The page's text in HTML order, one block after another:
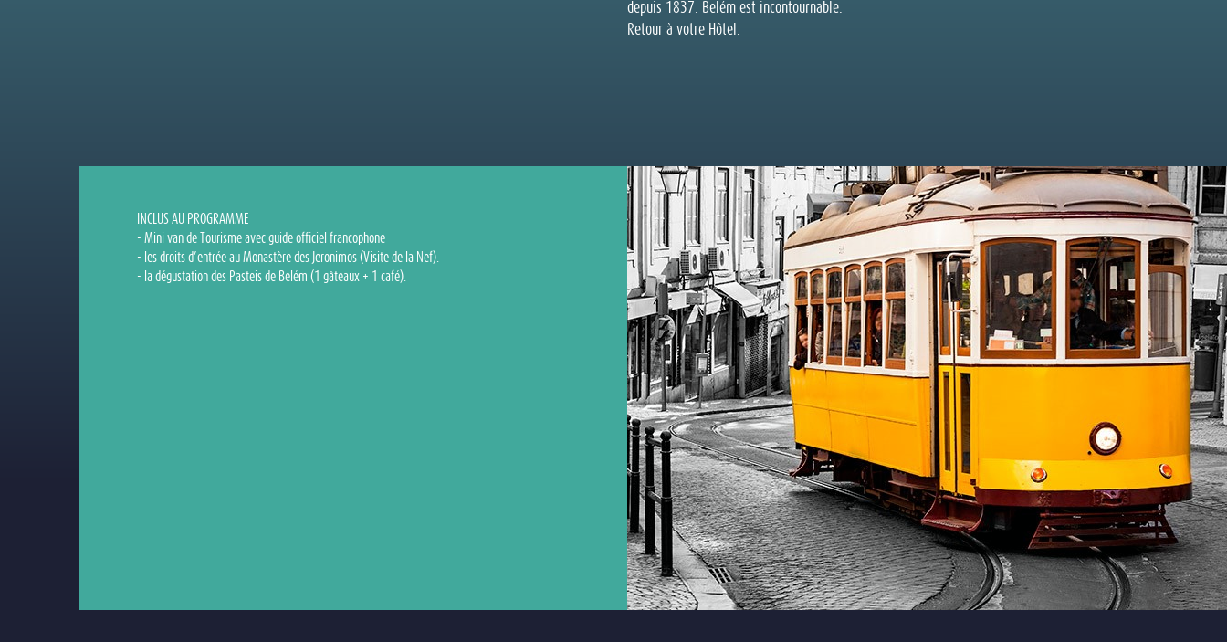
depuis 1837. Belém est incontournable.
Retour à votre Hôtel.
INCLUS AU PROGRAMME
- Mini van de Tourisme avec guide officiel francophone
- les droits d’entrée au Monastère des Jeronimos (Visite de la Nef).
- la dégustation des Pasteis de Belém (1 gâteaux + 1 café).